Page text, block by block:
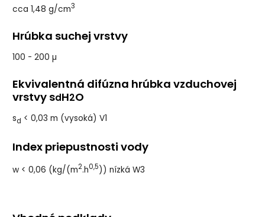
cca 1,48 g/cm3
Hrúbka suchej vrstvy
100 - 200 µ
Ekvivalentná difúzna hrúbka vzduchovej
vrstvy sdH2O
sd < 0,03 m (vysoká) V1
Index­ priepustnosti­ vo­dy
w < 0,06 (kg/(m2.h0,5)) nízká W3